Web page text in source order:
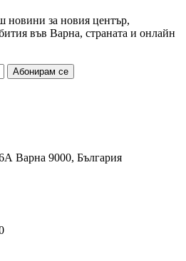
новини за новия център,
във Варна, страната и онлайн
Абонирам се
Варна 9000, България